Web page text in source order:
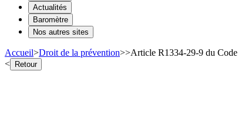
Actualités
Baromètre
Nos autres sites
Accueil>Droit de la prévention>>Article R1334-29-9 du
< Retour